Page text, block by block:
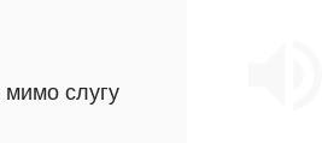
слугу